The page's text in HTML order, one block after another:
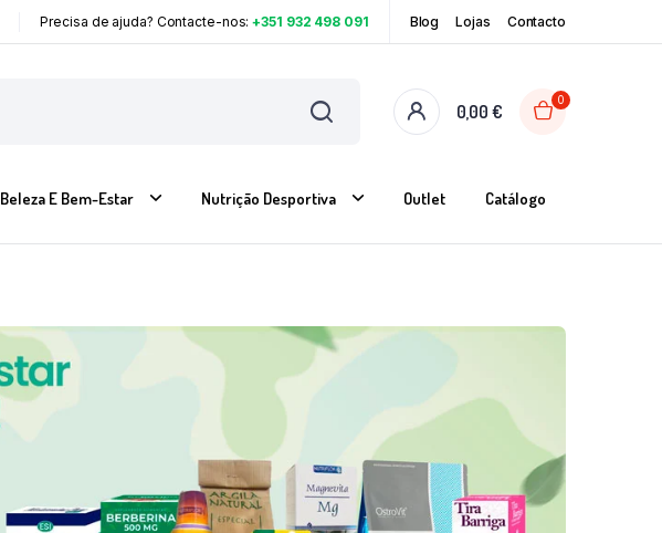
Precisa de ajuda? Contacte-nos:+351 932 498 091 Blog Lojas Contacto
0,00€
0
Beleza E Bem-Estar Nutrição Desportiva Outlet Catálogo